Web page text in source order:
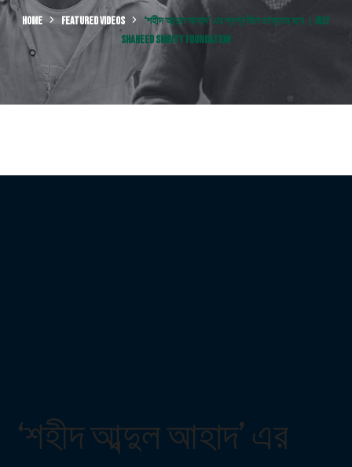
HOME FEATURED VIDEOS
‘শহীদ আব্দুল আহাদ’ এর স্বপ্ন ছিল ডাক্তার হবে । JULY
SHAHEED SMRITY FOUNDATION
‘শহীদ আব্দুল আহাদ’ এর